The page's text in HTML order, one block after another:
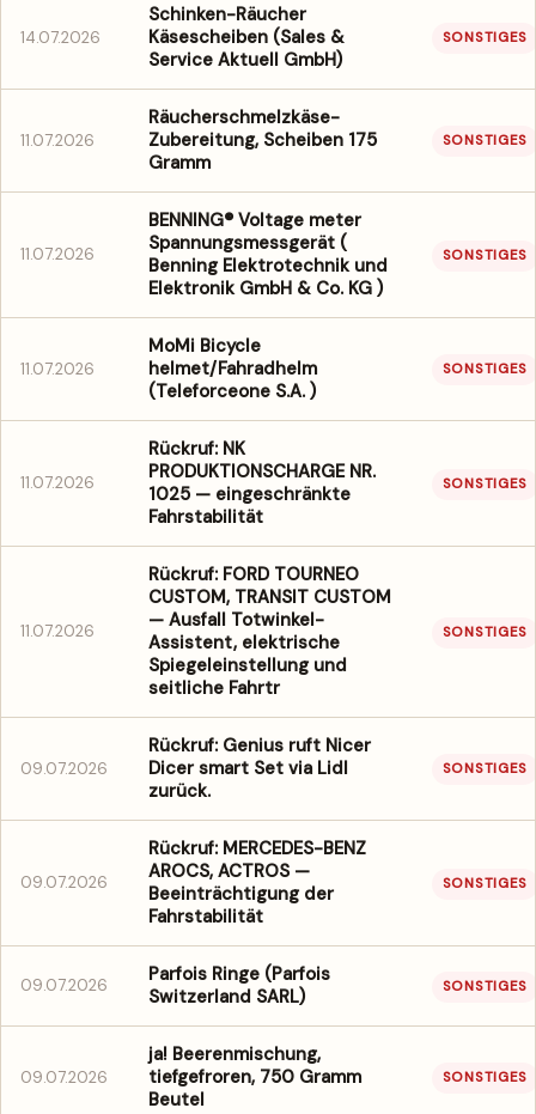
14.07.2026
Schinken-Räucher
Käsescheiben (Sales &
Service Aktuell GmbH)
SONSTIGES
11.07.2026
Räucherschmelzkäse-
Zubereitung, Scheiben 175
Gramm
SONSTIGES
11.07.2026
BENNING® Voltage meter
Spannungsmessgerät (
Benning Elektrotechnik und
Elektronik GmbH & Co. KG )
SONSTIGES
11.07.2026
MoMi Bicycle
helmet/Fahradhelm
(Teleforceone S.A. )
SONSTIGES
11.07.2026
Rückruf: NK
PRODUKTIONSCHARGE NR.
1025 — eingeschränkte
Fahrstabilität
SONSTIGES
11.07.2026
Rückruf: FORD TOURNEO
CUSTOM, TRANSIT CUSTOM
— Ausfall Totwinkel-
Assistent, elektrische
Spiegeleinstellung und
seitliche Fahrtr
SONSTIGES
09.07.2026
Rückruf: Genius ruft Nicer
Dicer smart Set via Lidl
zurück.
SONSTIGES
09.07.2026
Rückruf: MERCEDES-BENZ
AROCS, ACTROS —
Beeinträchtigung der
Fahrstabilität
SONSTIGES
09.07.2026
Parfois Ringe (Parfois
Switzerland SARL)
SONSTIGES
09.07.2026
ja! Beerenmischung,
tiefgefroren, 750 Gramm
Beutel
SONSTIGES